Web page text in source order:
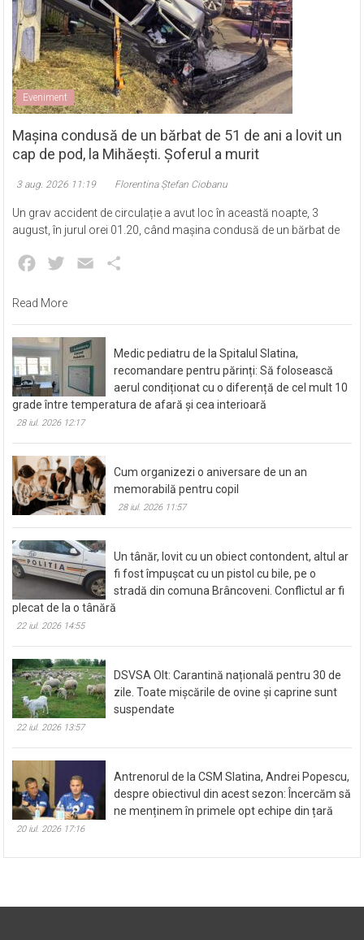
Eveniment
Mașina condusă de un bărbat de 51 de ani a lovit un
cap de pod, la Mihăești. Șoferul a murit
3 aug. 2026 11:19 Florentina Ștefan Ciobanu
Un grav accident de circulație a avut loc în această noapte, 3
august, în jurul orei 01.20, când mașina condusă de un bărbat de
Facebook
Twitter Email
Read More
Medic pediatru de la Spitalul Slatina,
recomandare pentru părinți: Să folosească
aerul condiționat cu o diferență de cel mult 10
grade între temperatura de afară și cea interioară
28 iul. 2026 12:17
Cum organizezi o aniversare de un an
memorabilă pentru copil
28 iul. 2026 11:57
Un tânăr, lovit cu un obiect contondent, altul ar
fi fost împușcat cu un pistol cu bile, pe o
stradă din comuna Brâncoveni. Conflictul ar fi
plecat de la o tânără
22 iul. 2026 14:55
DSVSA Olt: Carantină națională pentru 30 de
zile. Toate mișcările de ovine și caprine sunt
suspendate
22 iul. 2026 13:57
Antrenorul de la CSM Slatina, Andrei Popescu,
despre obiectivul din acest sezon: Încercăm să
ne menținem în primele opt echipe din țară
20 iul. 2026 17:16